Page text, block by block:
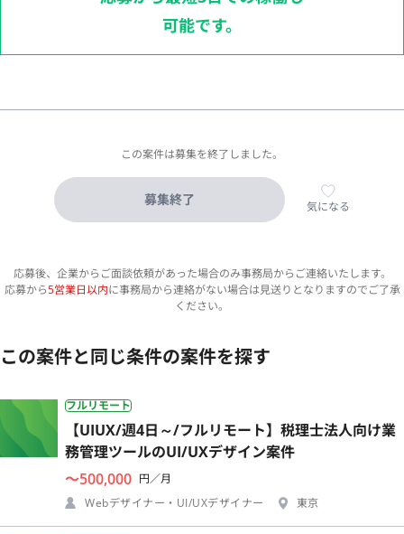
可能です。
この案件は募集を終了しました。
募集終了 気になる
応募後、企業からご面談依頼があった場合のみ事務局からご連絡いたします。
応募から5営業日以内に事務局から連絡がない場合は見送りとなりますのでご了承
ください。
この案件と同じ条件の案件を探す
フルリモート
【UIUX/週4日～/フルリモート】税理士法人向け業
務管理ツールのUI/UXデザイン案件
〜500,000 円／月
Webデザイナー・UI/UXデザイナー
東京